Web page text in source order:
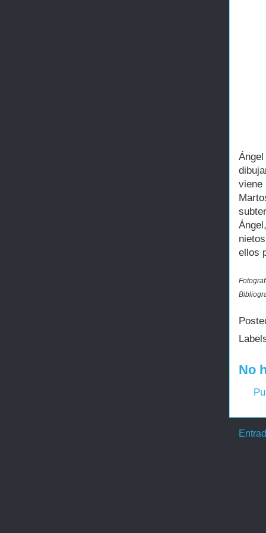
ellos
No